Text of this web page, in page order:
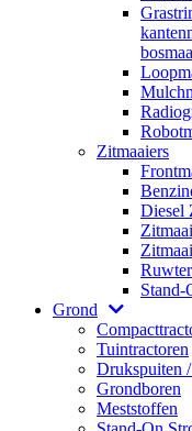
Zitmaaiers
Diesel
Stand-
Grond
Tuintractoren
Drukspuiten
Grondboren
Meststoffen